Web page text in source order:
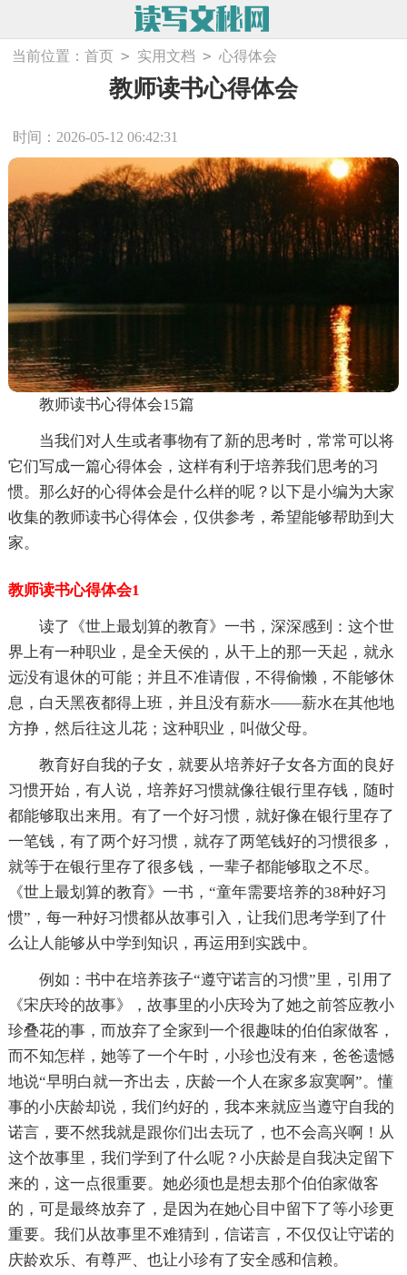
当前位置：首页 > 实用文档 > 心得体会
教师读书心得体会
时间：2026-05-12 06:42:31
教师读书心得体会15篇
当我们对人生或者事物有了新的思考时，常常可以将
它们写成一篇心得体会，这样有利于培养我们思考的习
惯。那么好的心得体会是什么样的呢？以下是小编为大家
收集的教师读书心得体会，仅供参考，希望能够帮助到大
家。
教师读书心得体会1
读了《世上最划算的教育》一书，深深感到：这个世
界上有一种职业，是全天侯的，从干上的那一天起，就永
远没有退休的可能；并且不准请假，不得偷懒，不能够休
息，白天黑夜都得上班，并且没有薪水——薪水在其他地
方挣，然后往这儿花；这种职业，叫做父母。
教育好自我的子女，就要从培养好子女各方面的良好
习惯开始，有人说，培养好习惯就像往银行里存钱，随时
都能够取出来用。有了一个好习惯，就好像在银行里存了
一笔钱，有了两个好习惯，就存了两笔钱好的习惯很多，
就等于在银行里存了很多钱，一辈子都能够取之不尽。
《世上最划算的教育》一书，“童年需要培养的38种好习
惯”，每一种好习惯都从故事引入，让我们思考学到了什
么让人能够从中学到知识，再运用到实践中。
例如：书中在培养孩子“遵守诺言的习惯”里，引用了
《宋庆玲的故事》，故事里的小庆玲为了她之前答应教小
珍叠花的事，而放弃了全家到一个很趣味的伯伯家做客，
而不知怎样，她等了一个午时，小珍也没有来，爸爸遗憾
地说“早明白就一齐出去，庆龄一个人在家多寂寞啊”。懂
事的小庆龄却说，我们约好的，我本来就应当遵守自我的
诺言，要不然我就是跟你们出去玩了，也不会高兴啊！从
这个故事里，我们学到了什么呢？小庆龄是自我决定留下
来的，这一点很重要。她必须也是想去那个伯伯家做客
的，可是最终放弃了，是因为在她心目中留下了等小珍更
重要。我们从故事里不难猜到，信诺言，不仅仅让守诺的
庆龄欢乐、有尊严、也让小珍有了安全感和信赖。